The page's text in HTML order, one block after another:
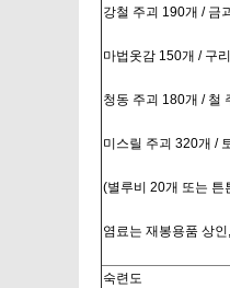
강철 주괴 190개 / 금
마법옷감 150개 / 구
청동 주괴 180개 / 철
미스릴 주괴 320개 /
(별루비 20개 또는 튼
염료는 재봉용품 상
숙련도